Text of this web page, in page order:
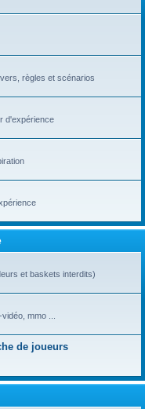
règles et scénarios
d'expérience
et baskets interdits)
mmo ...
de joueurs